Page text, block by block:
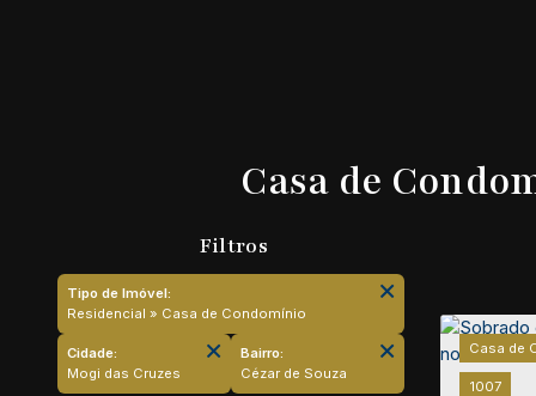
Casa de
Tipo de Imóvel:
Residencial » Casa de Condomínio
Cidade:
Mogi das Cruzes
Bairro:
Cézar de Souza
1007
Casa de